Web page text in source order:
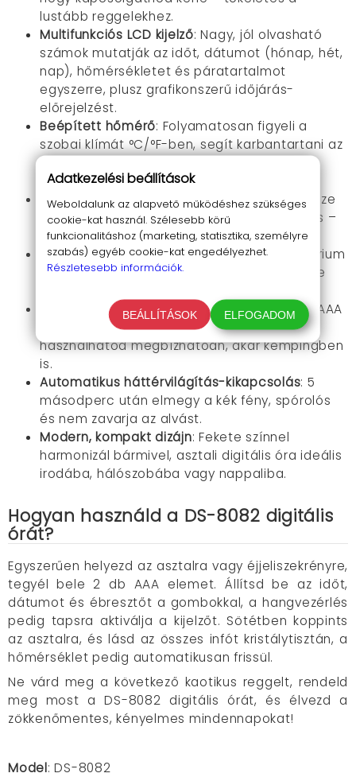
lustább reggelekhez.
Multifunkciós LCD kijelző: Nagy, jól olvasható
számok mutatják az időt, dátumot (hónap, hét,
nap), hőmérsékletet és páratartalmot
egyszerre, plusz grafikonszerű időjárás-
előrejelzést.
Beépített hőmérő: Folyamatosan figyeli a
szobai klímát °C/°F-ben, segít karbantartani az
munkavégzésnél.
Ébresztő: Gyengéden ébreszt zenével, snooze
funkcióval, hogy ne legyen stresszes a kelés –
ideális, ha változatos hangokra vágysz.
Hosszú távú naptár 2099-ig: Teljes kalendárium
a hónapokkal, hetekkel és napokkal, soha ne
Elemről működik áramszünetbiztosan: 2 db AAA
elem hajtja (nem tartozék), így bárhol
használhatod megbízhatóan, akár kempingben
is.
Automatikus háttérvilágítás-kikapcsolás: 5
másodperc után elmegy a kék fény, spórolós
és nem zavarja az alvást.
Modern, kompakt dizájn: Fekete színnel
harmonizál bármivel, asztali digitális óra ideális
irodába, hálószobába vagy nappaliba.
Hogyan használd a DS-8082 digitális
órát?
Egyszerűen helyezd az asztalra vagy éjjeliszekrényre,
tegyél bele 2 db AAA elemet. Állítsd be az időt,
dátumot és ébresztőt a gombokkal, a hangvezérlés
pedig tapsra aktiválja a kijelzőt. Sötétben koppints
az asztalra, és lásd az összes infót kristálytisztán, a
hőmérséklet pedig automatikusan frissül.
Ne várd meg a következő kaotikus reggelt, rendeld
meg most a DS-8082 digitális órát, és élvezd a
zökkenőmentes, kényelmes mindennapokat!
Model: DS-8082
Adatkezelési beállítások
Weboldalunk az alapvető működéshez szükséges
cookie-kat használ. Szélesebb körű
funkcionalitáshoz (marketing, statisztika, személyre
szabás) egyéb cookie-kat engedélyezhet.
Részletesebb információk.
BEÁLLÍTÁSOK ELFOGADOM